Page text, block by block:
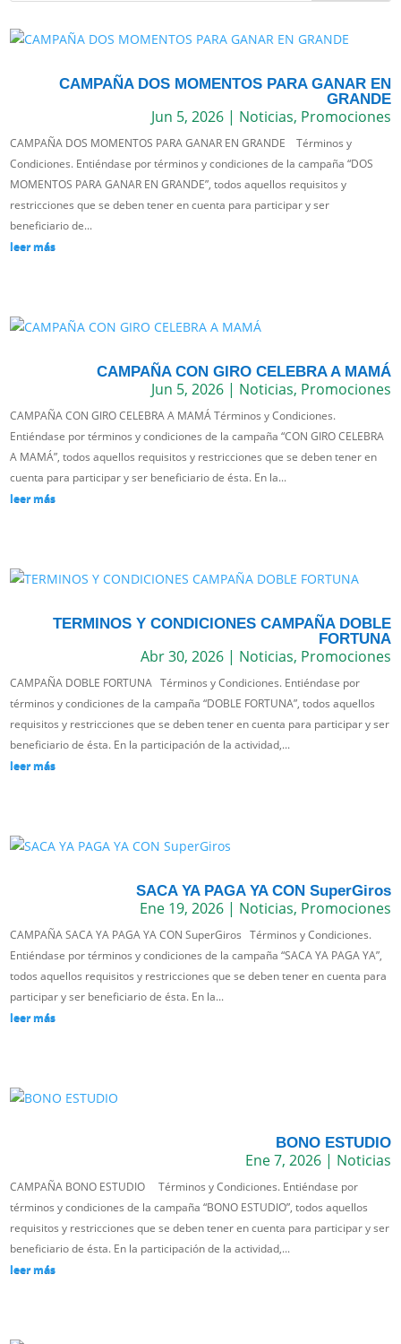
CAMPAÑA DOS MOMENTOS PARA GANAR EN
GRANDE
Jun 5, 2026| Noticias, Promociones
CAMPAÑA DOS MOMENTOS PARA GANAR EN GRANDE Términos y
Condiciones. Entiéndase por términos y condiciones de la campaña “DOS
MOMENTOS PARA GANAR EN GRANDE”, todos aquellos requisitos y
restricciones que se deben tener en cuenta para participar y ser
beneficiario de...
leer más
CAMPAÑA CON GIRO CELEBRA A MAMÁ
Jun 5, 2026| Noticias, Promociones
CAMPAÑA CON GIRO CELEBRA A MAMÁ Términos y Condiciones.
Entiéndase por términos y condiciones de la campaña “CON GIRO CELEBRA
A MAMÁ”, todos aquellos requisitos y restricciones que se deben tener en
cuenta para participar y ser beneficiario de ésta. En la...
leer más
TERMINOS Y CONDICIONES CAMPAÑA DOBLE
FORTUNA
Abr 30, 2026| Noticias, Promociones
CAMPAÑA DOBLE FORTUNA Términos y Condiciones. Entiéndase por
términos y condiciones de la campaña “DOBLE FORTUNA”, todos aquellos
requisitos y restricciones que se deben tener en cuenta para participar y ser
beneficiario de ésta. En la participación de la actividad,...
leer más
SACA YA PAGA YA CON SuperGiros
Ene 19, 2026| Noticias, Promociones
CAMPAÑA SACA YA PAGA YA CON SuperGiros Términos y Condiciones.
Entiéndase por términos y condiciones de la campaña “SACA YA PAGA YA”,
todos aquellos requisitos y restricciones que se deben tener en cuenta para
participar y ser beneficiario de ésta. En la...
leer más
BONO ESTUDIO
Ene 7, 2026| Noticias
CAMPAÑA BONO ESTUDIO Términos y Condiciones. Entiéndase por
términos y condiciones de la campaña “BONO ESTUDIO”, todos aquellos
requisitos y restricciones que se deben tener en cuenta para participar y ser
beneficiario de ésta. En la participación de la actividad,...
leer más